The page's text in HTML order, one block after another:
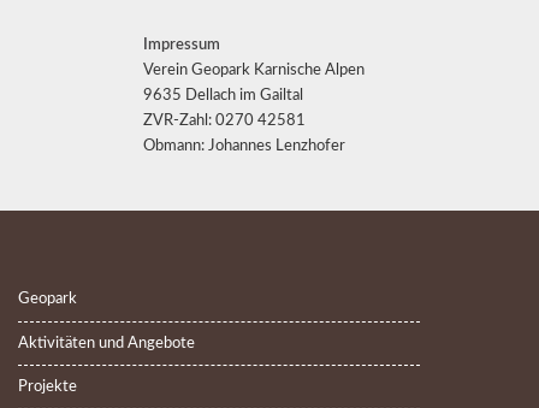
Impressum
Verein Geopark Karnische Alpen
9635 Dellach im Gailtal
ZVR-Zahl: 0270 42581
Obmann: Johannes Lenzhofer
Geopark
Aktivitäten und Angebote
Projekte